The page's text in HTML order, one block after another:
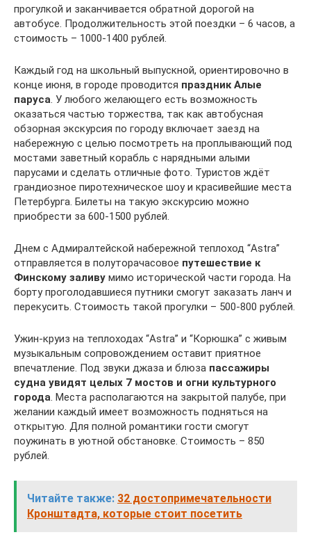
прогулкой и заканчивается обратной дорогой на
автобусе. Продолжительность этой поездки – 6 часов, а
стоимость – 1000-1400 рублей.
Каждый год на школьный выпускной, ориентировочно в
конце июня, в городе проводится праздник Алые
паруса . У любого желающего есть возможность
оказаться частью торжества, так как автобусная
обзорная экскурсия по городу включает заезд на
набережную с целью посмотреть на проплывающий под
мостами заветный корабль с нарядными алыми
парусами и сделать отличные фото. Туристов ждёт
грандиозное пиротехническое шоу и красивейшие места
Петербурга. Билеты на такую экскурсию можно
приобрести за 600-1500 рублей.
Днем с Адмиралтейской набережной теплоход “Astra”
отправляется в полуторачасовое путешествие к
Финскому заливу мимо исторической части города. На
борту проголодавшиеся путники смогут заказать ланч и
перекусить. Стоимость такой прогулки – 500-800 рублей.
Ужин-круиз на теплоходах “Astra” и “Корюшка” с живым
музыкальным сопровождением оставит приятное
впечатление. Под звуки джаза и блюза пассажиры
судна увидят целых 7 мостов и огни культурного
города . Места располагаются на закрытой палубе, при
желании каждый имеет возможность подняться на
открытую. Для полной романтики гости смогут
поужинать в уютной обстановке. Стоимость – 850
рублей.
Читайте также: 32 достопримечательности
Кронштадта, которые стоит посетить